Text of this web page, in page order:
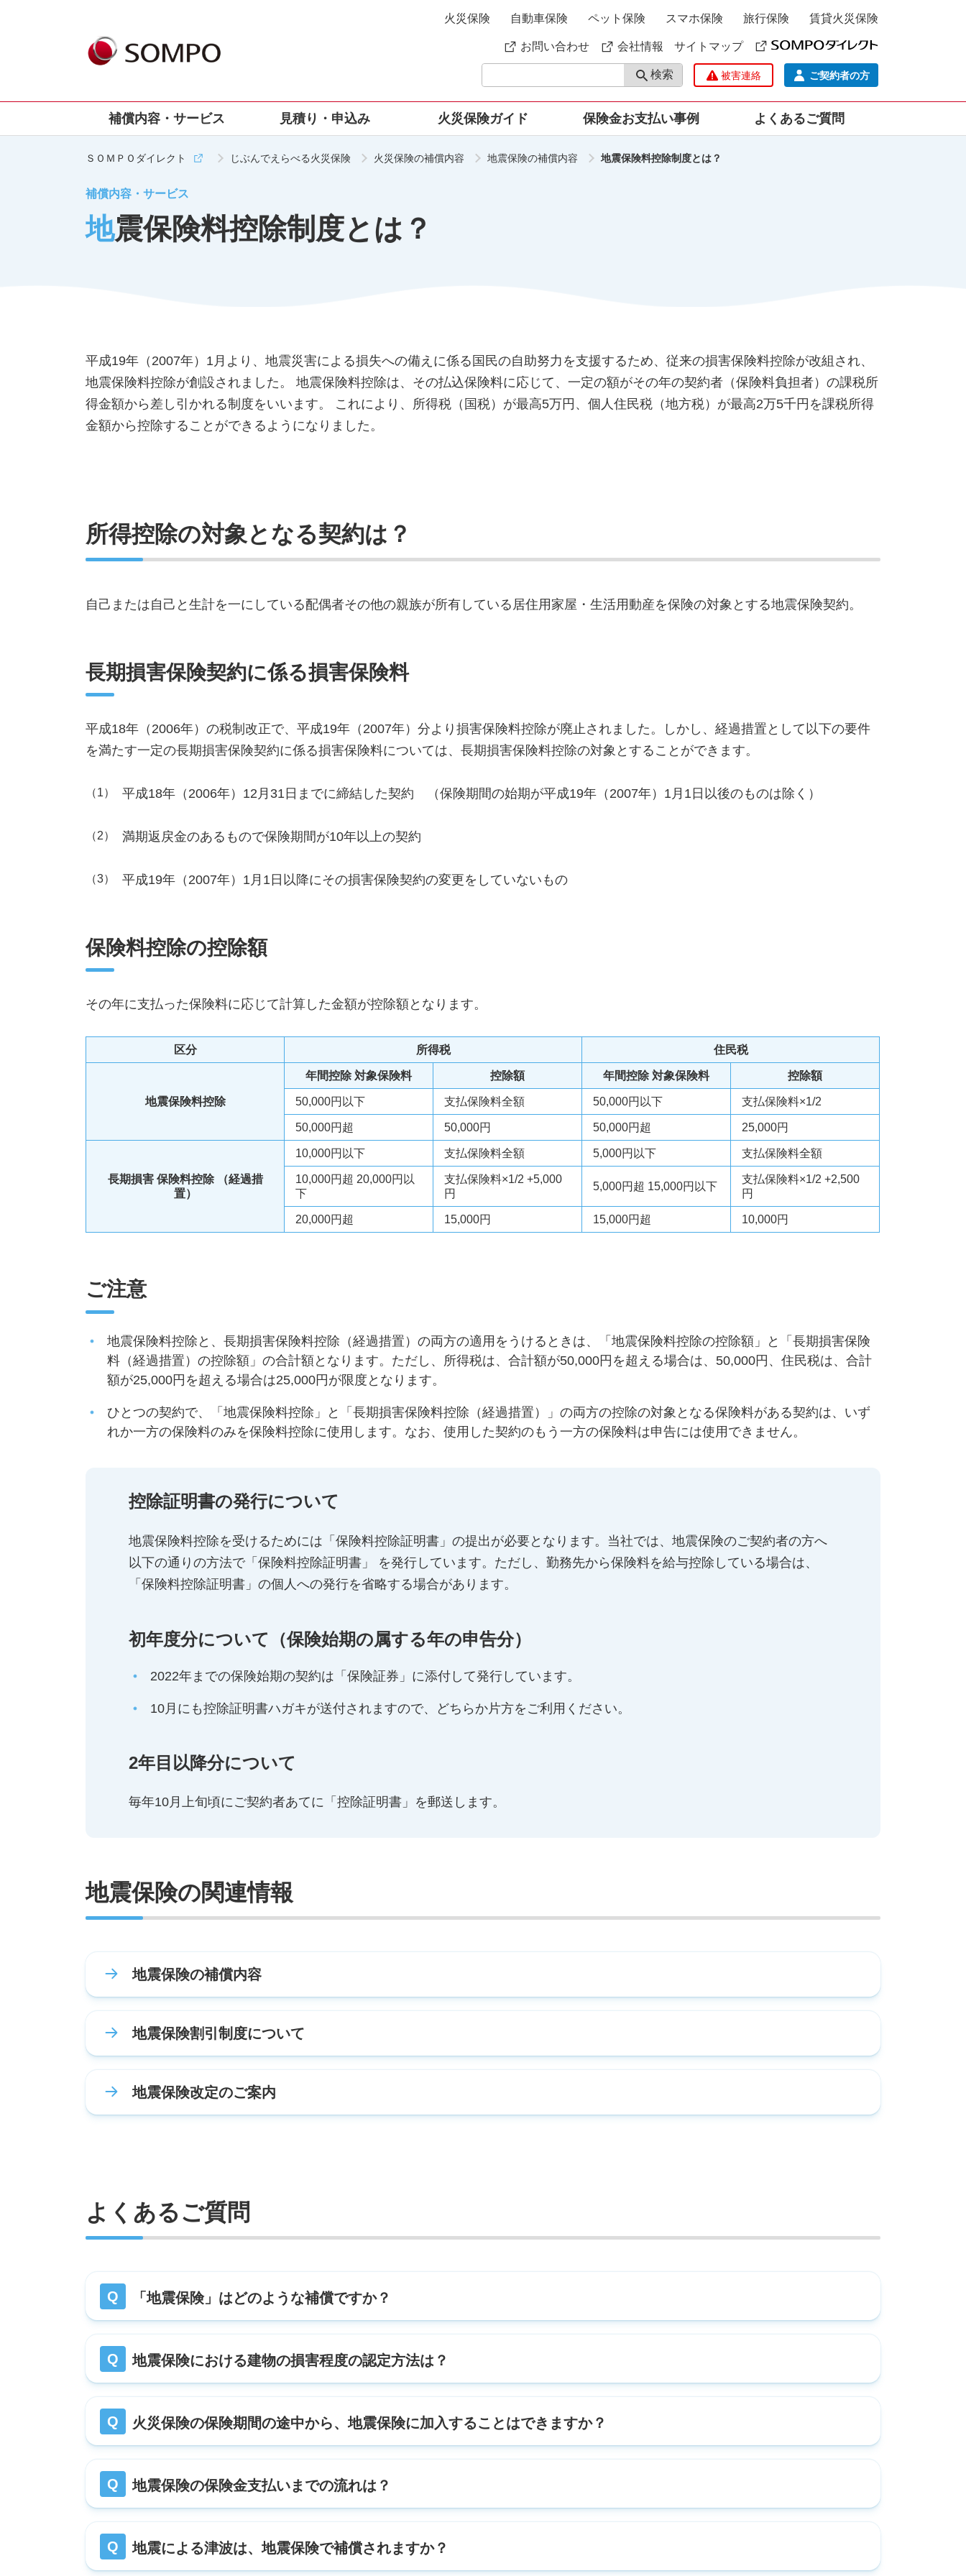
火災保険 自動車保険 ペット保険 スマホ保険 旅行保険 賃貸火災保険
お問い合わせ 会社情報 サイトマップ
検索 被害連絡 ご契約者の方
補償内容・サービス
火災保険の補償内容
火災、落雷、破裂、爆発
地震保険
風災、雹災、雪災
洪水・高潮・土砂崩れ・落石
等）
諸費用
類焼損害
家財の補償内容
ミュレーション
じぶんでえらべる火災保険の
安心の事故・トラブルサポー
補償えらびのポイント
お客さまの声
見積り・申込み
見積り・申込みの流れ
申込資料サンプル
お電話でのお申込み手続きにつ
いて
詳しい保険料シミュレーション ご契約例（一戸建ての場合）
火災保険ガイド
火災保険の基礎知識
「火災保険」とは
「建物」「家財」とは
保険料の算出方法
もっと知りたい火災保
保険金お支払い事例 よくあるご質問
よくあるご質問
火災保険に関するよくあるご質問
地震保険に関するよくあるご質問
自然災害に関するよくあるご質問
ＳＯＭＰＯダイレクト じぶんでえらべる火災保険 火災保険の補償内容 地震保険の補償内容 地震保険料控除制度とは？
補償内容・サービス
地震保険料控除制度とは？
平成19年（2007年）1月より、地震災害による損失への備えに係る国民の自助努力を支援するため、従来の損害保険料控除が改組され、
地震保険料控除が創設されました。 地震保険料控除は、その払込保険料に応じて、一定の額がその年の契約者（保険料負担者）の課税所
得金額から差し引かれる制度をいいます。 これにより、所得税（国税）が最高5万円、個人住民税（地方税）が最高2万5千円を課税所得
金額から控除することができるようになりました。
所得控除の対象となる契約は？
自己または自己と生計を一にしている配偶者その他の親族が所有している居住用家屋・生活用動産を保険の対象とする地震保険契約。
長期損害保険契約に係る損害保険料
平成18年（2006年）の税制改正で、平成19年（2007年）分より損害保険料控除が廃止されました。しかし、経過措置として以下の要件
を満たす一定の長期損害保険契約に係る損害保険料については、長期損害保険料控除の対象とすることができます。
（1） 平成18年（2006年）12月31日までに締結した契約 （保険期間の始期が平成19年（2007年）1月1日以後のものは除く）
（2） 満期返戻金のあるもので保険期間が10年以上の契約
（3） 平成19年（2007年）1月1日以降にその損害保険契約の変更をしていないもの
保険料控除の控除額
その年に支払った保険料に応じて計算した金額が控除額となります。
区分 所得税 住民税
地震保険料控除
年間控除 対象保険料 控除額 年間控除 対象保険料 控除額
50,000円以下 支払保険料全額 50,000円以下 支払保険料×1/2
50,000円超 50,000円 50,000円超 25,000円
長期損害 保険料控除 （経過措
置）
10,000円以下 支払保険料全額 5,000円以下 支払保険料全額
10,000円超 20,000円以
下
支払保険料×1/2 +5,000
円
5,000円超 15,000円以下
支払保険料×1/2 +2,500
円
20,000円超 15,000円 15,000円超 10,000円
ご注意
地震保険料控除と、長期損害保険料控除（経過措置）の両方の適用をうけるときは、「地震保険料控除の控除額」と「長期損害保険
料（経過措置）の控除額」の合計額となります。ただし、所得税は、合計額が50,000円を超える場合は、50,000円、住民税は、合計
額が25,000円を超える場合は25,000円が限度となります。
ひとつの契約で、「地震保険料控除」と「長期損害保険料控除（経過措置）」の両方の控除の対象となる保険料がある契約は、いず
れか一方の保険料のみを保険料控除に使用します。なお、使用した契約のもう一方の保険料は申告には使用できません。
控除証明書の発行について
地震保険料控除を受けるためには「保険料控除証明書」の提出が必要となります。当社では、地震保険のご契約者の方へ
以下の通りの方法で「保険料控除証明書」 を発行しています。ただし、勤務先から保険料を給与控除している場合は、
「保険料控除証明書」の個人への発行を省略する場合があります。
初年度分について（保険始期の属する年の申告分）
2022年までの保険始期の契約は「保険証券」に添付して発行しています。
10月にも控除証明書ハガキが送付されますので、どちらか片方をご利用ください。
2年目以降分について
毎年10月上旬頃にご契約者あてに「控除証明書」を郵送します。
地震保険の関連情報
地震保険の補償内容
地震保険割引制度について
地震保険改定のご案内
よくあるご質問
「地震保険」はどのような補償ですか？
地震保険における建物の損害程度の認定方法は？
火災保険の保険期間の途中から、地震保険に加入することはできますか？
地震保険の保険金支払いまでの流れは？
地震による津波は、地震保険で補償されますか？